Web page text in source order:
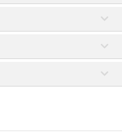
yapışmadan kolayca
kına gecenizde
süsleyebilirsiniz.
içermez. Sağlığa